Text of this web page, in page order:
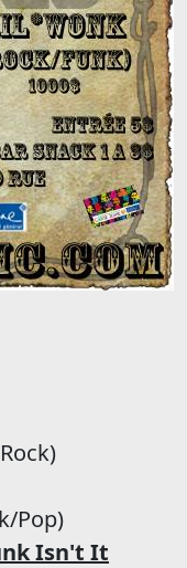
Pop)
Isn't It